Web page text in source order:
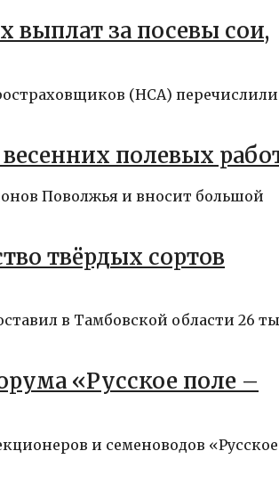
выплат за посевы сои,
(НСА) перечислили
полевых
Поволжья и вносит большой
твёрдых сортов
в Тамбовской области 26
«Русское поле –
и семеноводов «Русское